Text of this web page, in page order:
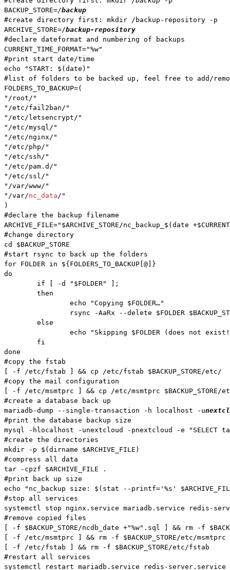
BACKUP_STORE=/backup
#create directory first: mkdir /backup-repository -p
ARCHIVE_STORE=/backup-repository
#declare dateformat and numbering of backups
CURRENT_TIME_FORMAT="%w"
#print start date/time
echo "START: $(date)"
#list of folders to be backed up, feel free to add/
FOLDERS_TO_BACKUP=(
"/root/"
"/etc/fail2ban/"
"/etc/letsencrypt/"
"/etc/mysql/"
"/etc/nginx/"
"/etc/php/"
"/etc/ssh/"
"/etc/pam.d/"
"/etc/ssl/"
"/var/www/"
"/var/nc_data/"
)
#declare the backup filename
ARCHIVE_FILE="$ARCHIVE_STORE/nc_backup_$(date
#change directory
cd $BACKUP_STORE
#start rsync to back up the folders
for FOLDER in ${FOLDERS_TO_BACKUP[@]}
do
        if [ -d "$FOLDER" ];
        then
                echo "Copying $FOLDER…"
rsync -AaRx --delete $FOLDER
        else
echo "Skipping $FOLDER (does not
        fi
done
#copy the fstab
[ -f /etc/fstab ] && cp /etc/fstab $BACKUP_STORE/etc/
#copy the mail configuration
[ -f /etc/msmtprc ] && cp /etc/msmtprc $BACKUP_STORE/
#create a database back up
mariadb-dump --single-transaction -h localhost -u
#print the database backup size
mysql -hlocalhost -unextcloud -pnextcloud -e "SELECT
#create the directories
mkdir -p $(dirname $ARCHIVE_FILE)
#compress all data
tar -cpzf $ARCHIVE_FILE .
#print back up size
echo "nc_backup size: $(stat --printf='%s'
#stop all services
systemctl stop nginx.service mariadb.service redis-
#remove copied files
[ -f $BACKUP_STORE/ncdb_ date +"%w" .sql ] && rm -f
[ -f /etc/msmtprc ] && rm -f $BACKUP_STORE/etc/msmtprc
[ -f /etc/fstab ] && rm -f $BACKUP_STORE/etc/fstab
#restart all services
systemctl restart mariadb.service redis-